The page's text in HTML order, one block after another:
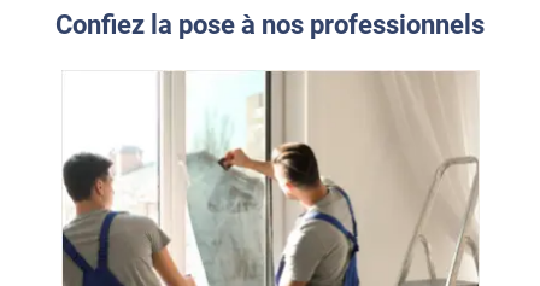
Confiez la pose à nos professionnels